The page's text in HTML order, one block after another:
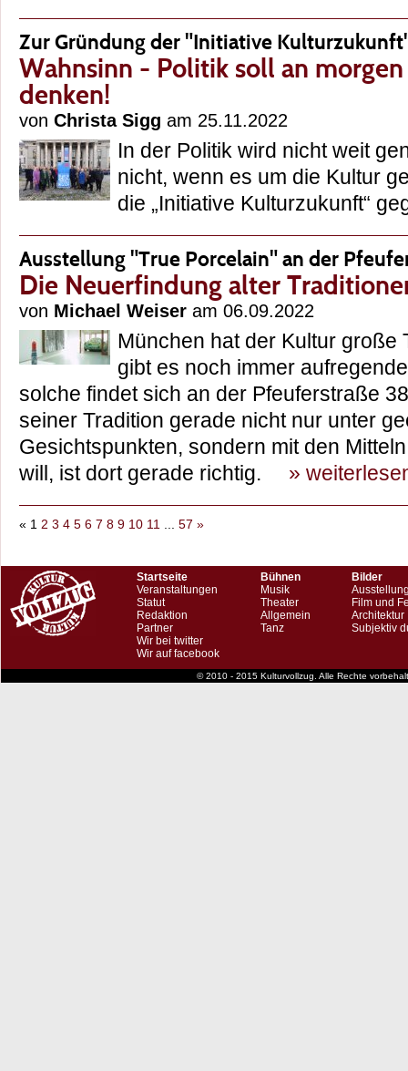
Zur Gründung der "Initiative
Wahnsinn - Politik soll an
denken!
von Christa Sigg am 25.11.2022
In der Politik wird nicht weit
nicht, wenn es um die Kultur
die „Initiative Kulturzukunft“
Ausstellung "True Porcelain" an der
Die Neuerfindung alter
von Michael Weiser am 06.09.2022
München hat der Kultur große
gibt es noch immer
solche findet sich an der Pfeuferstraße
seiner Tradition gerade nicht nur unter
Gesichtspunkten, sondern mit den
will, ist dort gerade richtig. »
« 1 2 3 4 5 6 7 8 9 10 11 ... 57 »
Startseite
Veranstaltungen
Statut
Redaktion
Partner
Wir bei twitter
Wir auf facebook
Bühnen
Musik
Theater
Allgemein
Tanz
Bilder
Film und
Architektur
Subjektiv
© 2010 - 2015 Kulturvollzug. Alle Rechte